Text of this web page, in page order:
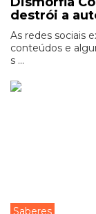
destrói a
As redes sociais
conteúdos e
s ...
Saberes